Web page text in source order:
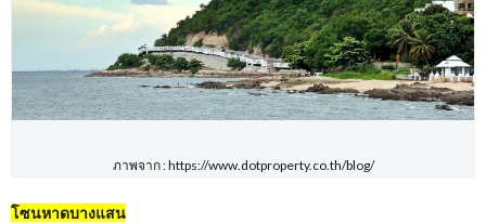
ภาพจาก : https://www.dotproperty.co.th/blog/
โซนหาดบางแสน